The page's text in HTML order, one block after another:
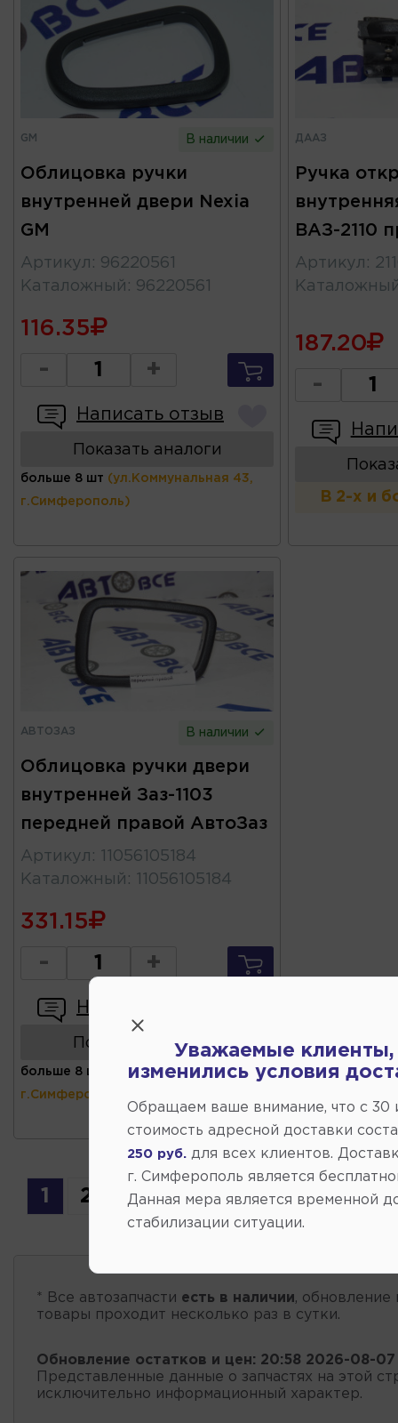
GM В наличии
Облицовка ручки
внутренней двери Nexia
GM
Артикул : 96220561
Каталожный : 96220561
116.35
- +
Написать отзыв
Показать аналоги
больше 8 шт (ул.Коммунальная 43,
г.Симферополь)
ДААЗ
Ручка
ВАЗ-2110
Артикул :
187.20
-
В 2-х и
АВТОЗАЗ В наличии
Облицовка ручки двери
внутренней Заз-1103
передней правой АвтоЗаз
Артикул :
11056105184
Каталожный : 11056105184
331.15
- +
Написать отзыв
Показать аналоги
больше 8 шт (ул.Коммунальная 43,
г.Симферополь)
1 2 3 4 5 6 7 ... 11
* Все автозапчасти есть в наличии, обновление
товары проходит несколько раз в сутки.
Обновление остатков и цен: 20:58 2026-08-07
Представленные данные о запчастях на этой
исключительно информационный характер.
Уважаемые клиенты,
изменились условия
Обращаем ваше внимание, что c 30
стоимость адресной доставки
250 руб. для всех клиентов.
г. Симферополь является
Данная мера является временной
стабилизации ситуации.